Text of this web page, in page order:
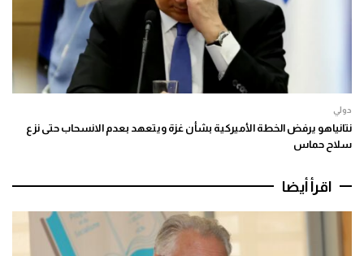
دولي
نتانياهو يرفض الخطة الأميركية بشأن غزة ويتعهد بعدم الانسحاب حتى نزع
سلاح حماس
اقرأ أيضا